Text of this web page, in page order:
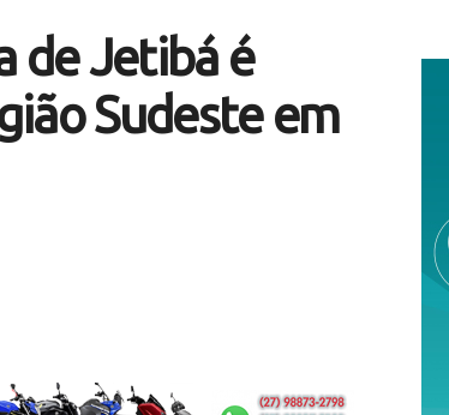
de Jetibá é
Sudeste em